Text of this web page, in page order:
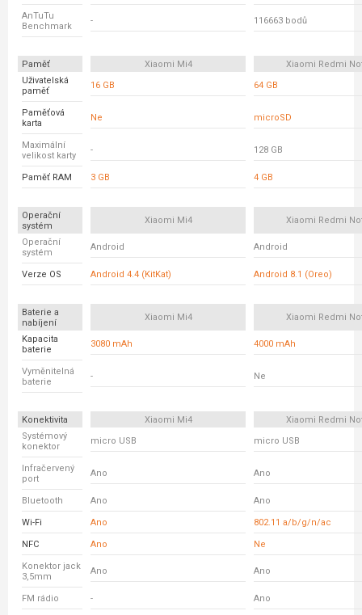
AnTuTu
Benchmark
- 116663 bodů
Paměť Xiaomi Mi4
Xiaomi Redmi
Uživatelská
paměť
16 GB 64 GB
Paměťová
karta
Ne microSD
Maximální
velikost karty
- 128 GB
Paměť RAM 3 GB 4 GB
Operační
systém
Xiaomi Mi4 Xiaomi Redmi
Operační
systém
Android Android
Verze OS Android 4.4 (KitKat) Android 8.1 (Oreo)
Baterie a
nabíjení
Xiaomi Mi4 Xiaomi Redmi
Kapacita
baterie
3080 mAh 4000 mAh
Vyměnitelná
baterie
- Ne
Konektivita Xiaomi Mi4
Xiaomi Redmi
Systémový
konektor
micro USB micro USB
Infračervený
port
Ano Ano
Bluetooth Ano Ano
Wi-Fi Ano 802.11 a/b/g/n/ac
NFC Ano Ne
Konektor jack
3,5mm
Ano Ano
FM rádio - Ano